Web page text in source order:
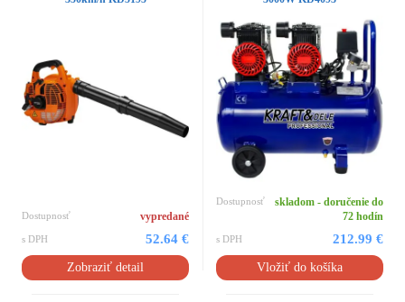
Dostupnosť vypredané
s DPH 52.64 €
Zobraziť detail
Dostupnosť
skladom - doručenie do
72 hodín
s DPH 212.99 €
Vložiť do košíka